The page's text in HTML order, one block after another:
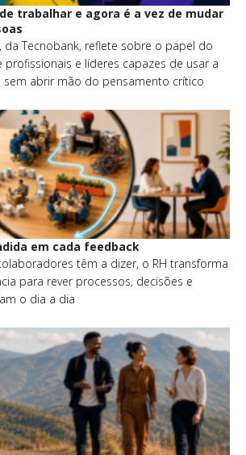
trabalhar e agora é a vez de mudar
da Tecnobank, reflete sobre o papel do
profissionais e líderes capazes de usar a
sem abrir mão do pensamento crítico
em cada feedback
têm a dizer, o RH transforma
para rever processos, decisões e
o dia a dia